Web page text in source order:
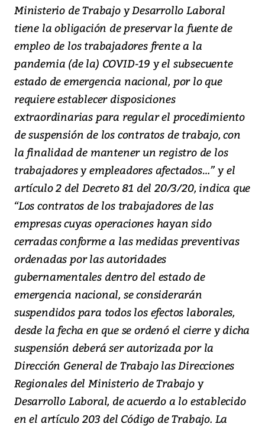
Ministerio de Trabajo y Desarrollo Laboral
tiene la obligación de preservar la fuente de
empleo de los trabajadores frente a la
pandemia (de la) COVID-19 y el subsecuente
estado de emergencia nacional, por lo que
requiere establecer disposiciones
extraordinarias para regular el procedimiento
de suspensión de los contratos de trabajo, con
la finalidad de mantener un registro de los
trabajadores y empleadores afectados…” y el
artículo 2 del Decreto 81 del 20/3/20, indica que
“Los contratos de los trabajadores de las
empresas cuyas operaciones hayan sido
cerradas conforme a las medidas preventivas
ordenadas por las autoridades
gubernamentales dentro del estado de
emergencia nacional, se considerarán
suspendidos para todos los efectos laborales,
desde la fecha en que se ordenó el cierre y dicha
suspensión deberá ser autorizada por la
Dirección General de Trabajo las Direcciones
Regionales del Ministerio de Trabajo y
Desarrollo Laboral, de acuerdo a lo establecido
en el artículo 203 del Código de Trabajo. La